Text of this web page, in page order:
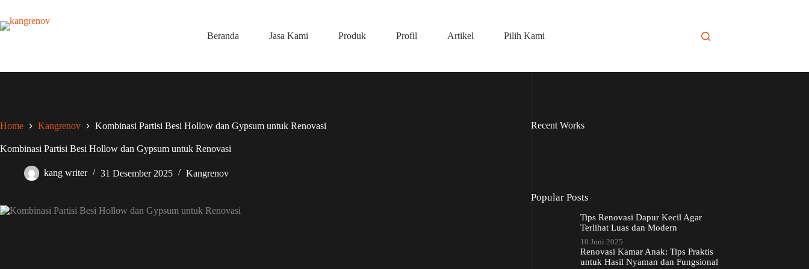
content
Beranda
Jasa Kami Produk Profil Artikel Pilih Kami
Home Kangrenov Kombinasi Partisi Besi Hollow dan Gypsum untuk Renovasi
Kombinasi Partisi Besi Hollow dan Gypsum untuk Renovasi
kang writer 31 Desember 2025 Kangrenov
Recent Works
Popular Posts
Tips Renovasi Dapur Kecil Agar
Terlihat Luas dan Modern
10 Juni 2025
Renovasi Kamar Anak: Tips Praktis
untuk Hasil Nyaman dan Fungsional